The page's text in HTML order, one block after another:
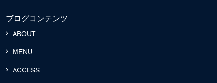
ブログコンテンツ
ABOUT
MENU
ACCESS